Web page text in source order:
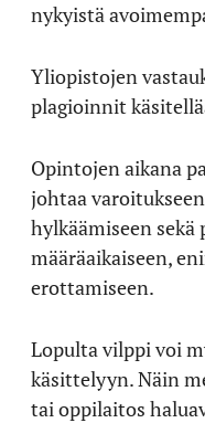
nykyistä
Yliopistojen
plagioinnit
Opintojen aikana
johtaa
hylkäämiseen
määräaikaiseen,
erottamiseen.
Lopulta vilppi voi
käsittelyyn. Näin
tai oppilaitos